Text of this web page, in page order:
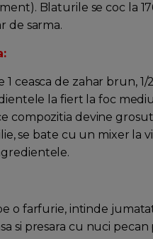
Blaturile se coc la
de sarma.
ceasca de zahar brun,
la fiert la foc
compozitia devine
se bate cu un mixer la
o farfurie, intinde
si presara cu nuci